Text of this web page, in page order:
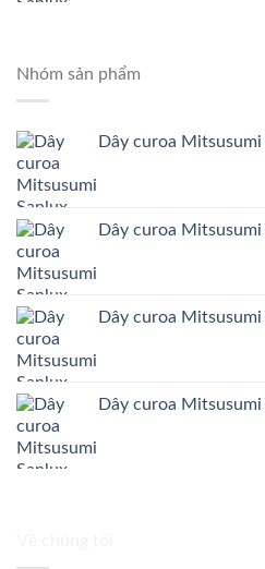
Nhóm sản phẩm
Dây curoa
Dây curoa
Dây curoa
Dây curoa